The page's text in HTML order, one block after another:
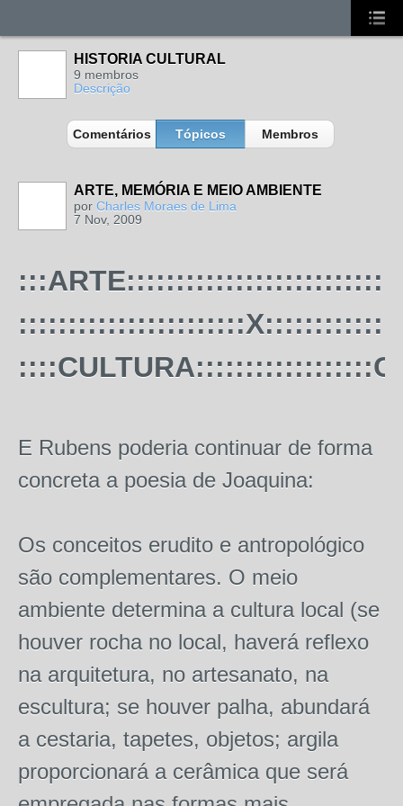
HISTORIA CULTURAL
9 membros
Descrição
Comentários Tópicos Membros
ARTE, MEMÓRIA E MEIO AMBIENTE
por Charles Moraes de Lima
7 Nov, 2009
E Rubens poderia continuar de forma
concreta a poesia de Joaquina:
Os conceitos erudito e antropológico
são complementares. O meio
ambiente determina a cultura local (se
houver rocha no local, haverá reflexo
na arquitetura, no artesanato, na
escultura; se houver palha, abundará
a cestaria, tapetes, objetos; argila
proporcionará a cerâmica que será